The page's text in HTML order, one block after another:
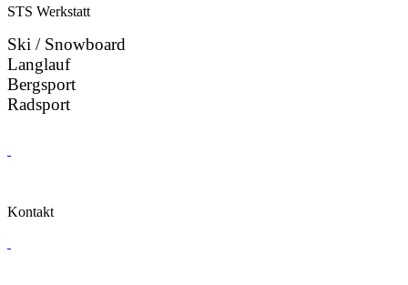
STS Werkstatt
Ski / Snowboard
Langlauf
Bergsport
Radsport
Kontakt